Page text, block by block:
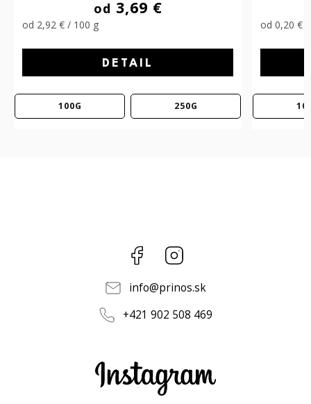
od4,59 €
od 0,20 € / 5.79 g
DETAIL
100G 250G
od 2,40
Facebook
info@prinos.sk
+421 902 508 469